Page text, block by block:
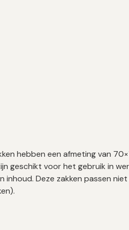
hebben een afmeting van
geschikt voor het gebruik in
Deze zakken passen niet